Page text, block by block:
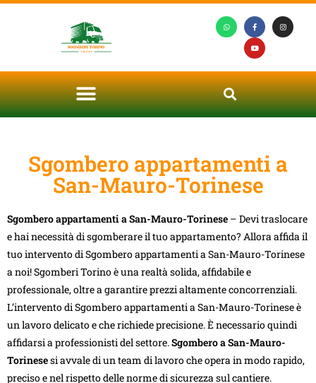
Sgombero appartamenti a
San-Mauro-Torinese
Sgombero appartamenti a San-Mauro-Torinese – Devi traslocare
e hai necessità di sgomberare il tuo appartamento? Allora affida il
tuo intervento di Sgombero appartamenti a San-Mauro-Torinese
a noi! Sgomberi Torino è una realtà solida, affidabile e
professionale, oltre a garantire prezzi altamente concorrenziali.
L’intervento di Sgombero appartamenti a San-Mauro-Torinese è
un lavoro delicato e che richiede precisione. È necessario quindi
affidarsi a professionisti del settore.Sgombero a San-Mauro-
Torinesesi avvale di un team di lavoro che opera in modo rapido,
preciso e nel rispetto delle norme di sicurezza sul cantiere.